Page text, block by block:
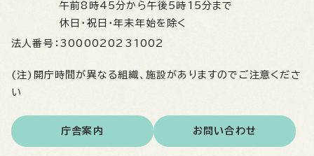
午前8時45分から午後5時15分まで
休日・祝日・年末年始を除く
法人番号： 3000020231002
(注)開庁時間が異なる組織、施設がありますのでご注意くださ
い
庁舎案内 お問い合わせ